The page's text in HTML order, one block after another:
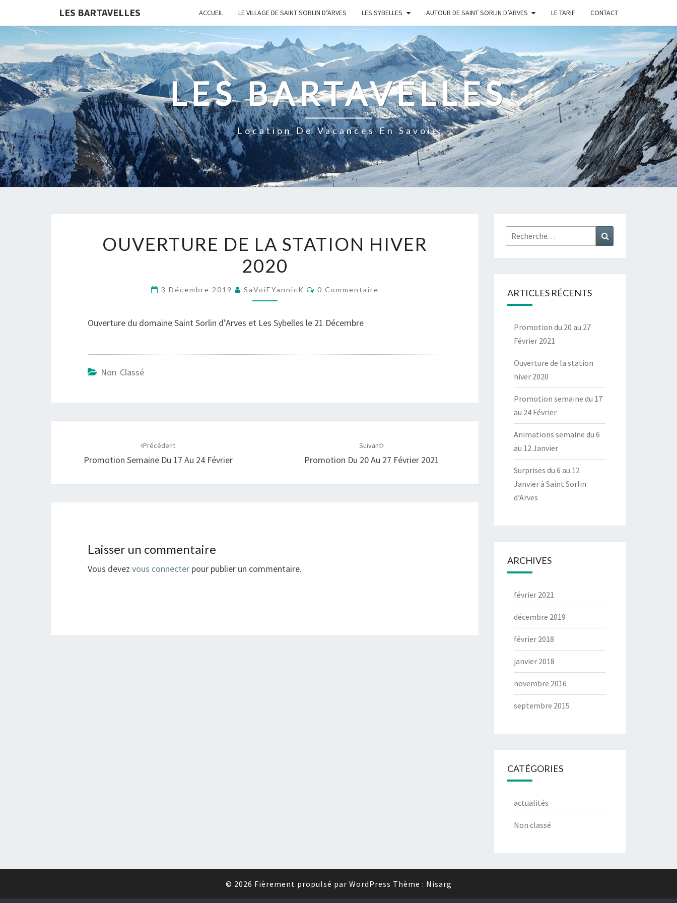
LES BARTAVELLES ACCUEIL LE VILLAGE DE SAINT SORLIN D’ARVES LES SYBELLES AUTOUR DE SAINT SORLIN D’ARVES LE TARIF CONTACT
LES BARTAVELLES
Location De Vacances En Savoie
DE
LA
STATION
HIVER
OUVERTURE DE LA STATION HIVER
2020
3 Décembre 2019 SaVoiEYannicK Commentaires
0 Commentaire
Ouverture du domaine Saint Sorlin d’Arves et Les Sybelles le 21 Décembre
Non Classé
Précédent
Promotion Semaine Du 17 Au 24 Février
Suivant
Promotion Du 20 Au 27 Février 2021
Laisser un commentaire
Vous devez vous connecter pour publier un commentaire.
Rechercher :
ARTICLES RÉCENTS
Promotion du 20 au 27
Février 2021
Ouverture de la station
hiver 2020
Promotion semaine du 17
au 24 Février
Animations semaine du 6
au 12 Janvier
Surprises du 6 au 12
Janvier à Saint Sorlin
d’Arves
ARCHIVES
février 2021
décembre 2019
février 2018
janvier 2018
novembre 2016
septembre 2015
CATÉGORIES
actualités
Non classé
© 2026 Fièrement propulsé par WordPress Thème : Nisarg